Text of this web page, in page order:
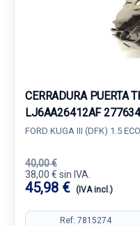
CERRADURA PUERTA
LJ6AA26412AF
FORD KUGA III (DFK) 1.5
40,00 €
38,00 € sin IVA.
45,98 € (IVA incl.)
Ref: 7815274